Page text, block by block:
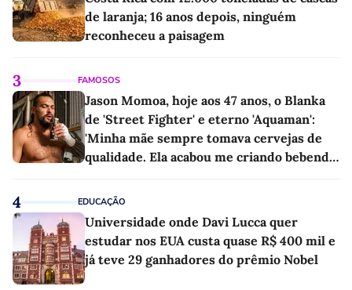
de laranja; 16 anos depois, ninguém
reconheceu a paisagem
3 FAMOSOS
Jason Momoa, hoje aos 47 anos, o Blanka
de 'Street Fighter' e eterno 'Aquaman':
'Minha mãe sempre tomava cervejas de
qualidade. Ela acabou me criando bebendo
4 EDUCAÇÃO
Universidade onde Davi Lucca quer
estudar nos EUA custa quase R$ 400 mil e
já teve 29 ganhadores do prêmio Nobel